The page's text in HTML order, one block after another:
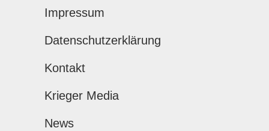
Impressum
Datenschutzerklärung
Kontakt
Krieger Media
News